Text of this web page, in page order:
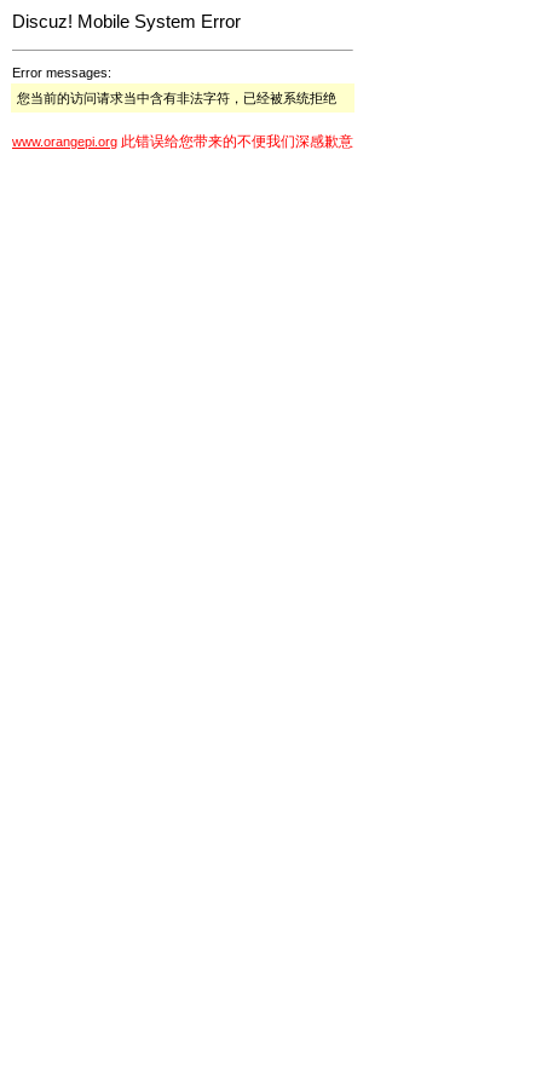
Discuz! Mobile System Error
Error messages:
您当前的访问请求当中含有非法字符，已经被系统拒绝
www.orangepi.org 此错误给您带来的不便我们深感歉意